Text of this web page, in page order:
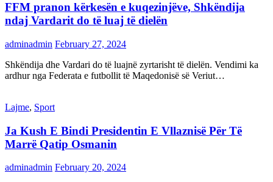
FFM pranon kërkesën e kuqezinjëve, Shkëndija
ndaj Vardarit do të luaj të dielën
adminadmin February 27, 2024
Shkëndija dhe Vardari do të luajnë zyrtarisht të dielën. Vendimi ka
ardhur nga Federata e futbollit të Maqedonisë së Veriut…
Lajme, Sport
Ja Kush E Bindi Presidentin E Vllaznisë Për Të
Marrë Qatip Osmanin
adminadmin February 20, 2024